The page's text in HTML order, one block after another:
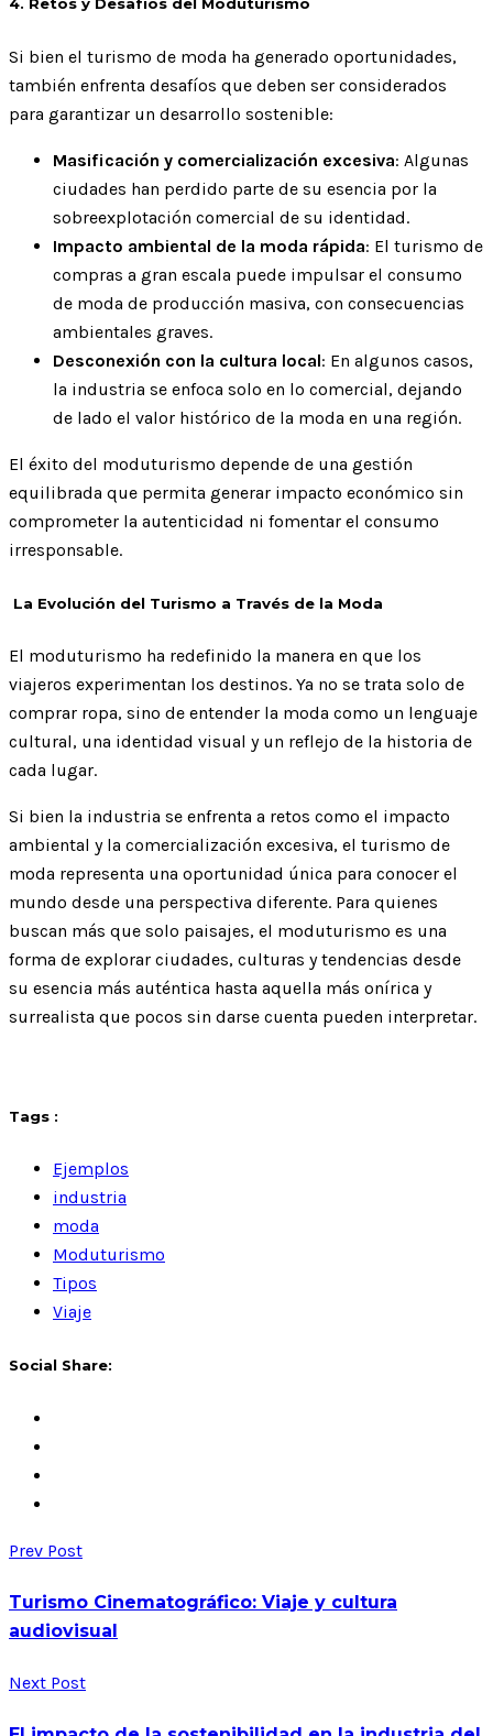
4. Retos y Desafíos del Moduturismo
Si bien el turismo de moda ha generado oportunidades,
también enfrenta desafíos que deben ser considerados
para garantizar un desarrollo sostenible:
Masificación y comercialización excesiva: Algunas
ciudades han perdido parte de su esencia por la
sobreexplotación comercial de su identidad.
Impacto ambiental de la moda rápida: El turismo de
compras a gran escala puede impulsar el consumo
de moda de producción masiva, con consecuencias
ambientales graves.
Desconexión con la cultura local: En algunos casos,
la industria se enfoca solo en lo comercial, dejando
de lado el valor histórico de la moda en una región.
El éxito del moduturismo depende de una gestión
equilibrada que permita generar impacto económico sin
comprometer la autenticidad ni fomentar el consumo
irresponsable.
La Evolución del Turismo a Través de la Moda
El moduturismo ha redefinido la manera en que los
viajeros experimentan los destinos. Ya no se trata solo de
comprar ropa, sino de entender la moda como un lenguaje
cultural, una identidad visual y un reflejo de la historia de
cada lugar.
Si bien la industria se enfrenta a retos como el impacto
ambiental y la comercialización excesiva, el turismo de
moda representa una oportunidad única para conocer el
mundo desde una perspectiva diferente. Para quienes
buscan más que solo paisajes, el moduturismo es una
forma de explorar ciudades, culturas y tendencias desde
su esencia más auténtica hasta aquella más onírica y
surrealista que pocos sin darse cuenta pueden interpretar.
Tags :
Ejemplos
industria
moda
Moduturismo
Tipos
Viaje
Social Share:
Prev Post
Turismo Cinematográfico: Viaje y cultura
audiovisual
Next Post